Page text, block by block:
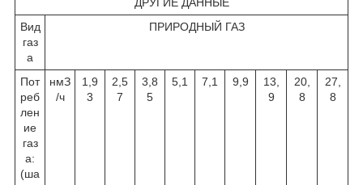
Вид
газ
а
ПРИРОДНЫЙ ГАЗ
Пот
реб
лен
ие
газ
а:
(ша
нмЗ
/ч
1,9
3
2,5
7
3,8
5
5,1 7,1 9,9
13,
9
20,
8
27,
8